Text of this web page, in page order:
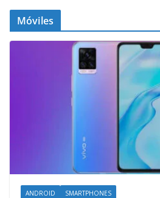
Móviles
ANDROID SMARTPHONES